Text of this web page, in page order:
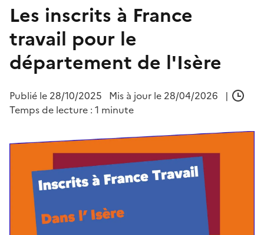
Les inscrits à France
travail pour le
département de l'Isère
Publié le 28/10/2025 Mis à jour le 28/04/2026
|
Temps de lecture : 1 minute